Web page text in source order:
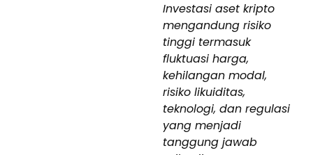
Investasi aset kripto
mengandung risiko
tinggi termasuk
fluktuasi harga,
kehilangan modal,
risiko likuiditas,
teknologi, dan regulasi
yang menjadi
tanggung jawab